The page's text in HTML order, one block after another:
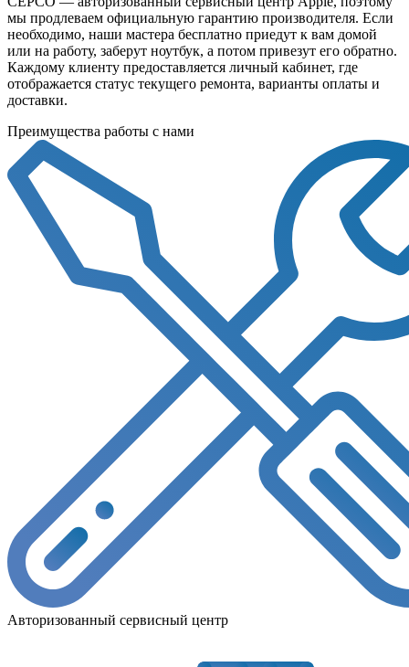
мы продлеваем официальную гарантию производителя. Если
необходимо, наши мастера бесплатно приедут к вам домой
или на работу, заберут ноутбук, а потом привезут его обратно.
Каждому клиенту предоставляется личный кабинет, где
отображается статус текущего ремонта, варианты оплаты и
доставки.
Преимущества работы с нами
Авторизованный сервисный центр